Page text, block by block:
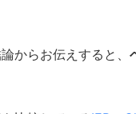
からお伝えすると、